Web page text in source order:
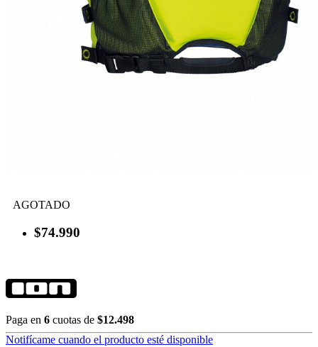
AGOTADO
$74.990
Paga en 6 cuotas de $12.498
Notifícame cuando el producto esté disponible